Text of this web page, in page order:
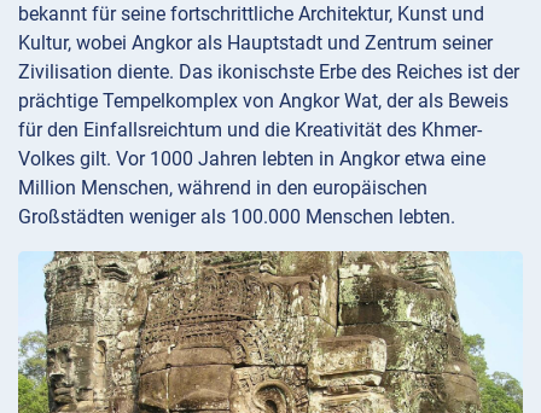
bekannt für seine fortschrittliche Architektur, Kunst und
Kultur, wobei Angkor als Hauptstadt und Zentrum seiner
Zivilisation diente. Das ikonischste Erbe des Reiches ist der
prächtige Tempelkomplex von Angkor Wat, der als Beweis
für den Einfallsreichtum und die Kreativität des Khmer-
Volkes gilt. Vor 1000 Jahren lebten in Angkor etwa eine
Million Menschen, während in den europäischen
Großstädten weniger als 100.000 Menschen lebten.